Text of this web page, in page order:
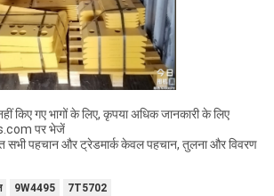
किए गए भागों के लिए, कृपया अधिक जानकारी के लिए
पर भेजें
सभी पहचान और ट्रेडमार्क केवल पहचान, तुलना और विवरण
9W4495 7T5702